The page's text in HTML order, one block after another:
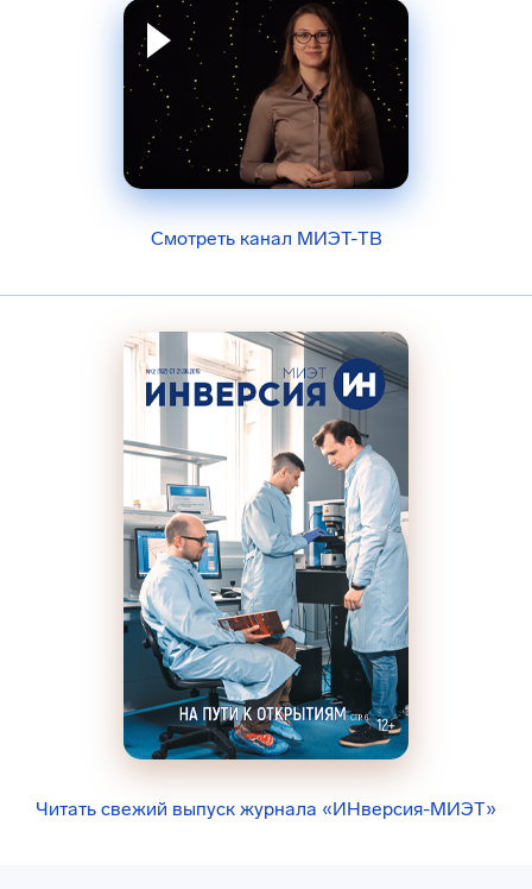
Смотреть канал МИЭТ-ТВ
Читать свежий выпуск журнала «ИНверсия-МИЭТ»